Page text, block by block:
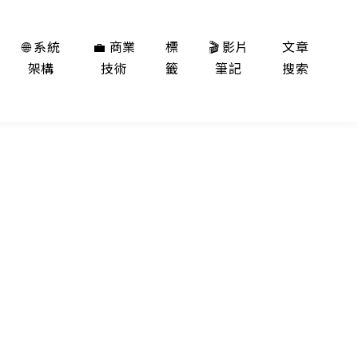
🌐 系統
架構
💼 商業
技術
標
籤
🎬 影片
筆記
文章
搜索